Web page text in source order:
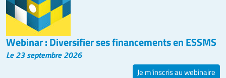
Webinar : Diversifier ses financements en ESSMS
Le 23 septembre 2026
Je m'inscris au webinaire